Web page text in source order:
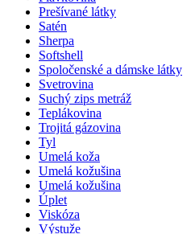
Prešívané látky
Satén
Sherpa
Softshell
Spoločenské a dámske látky
Svetrovina
Suchý zips metráž
Teplákovina
Trojitá gázovina
Tyl
Umelá koža
Umelá kožušina
Umelá kožušina
Úplet
Viskóza
Výstuže